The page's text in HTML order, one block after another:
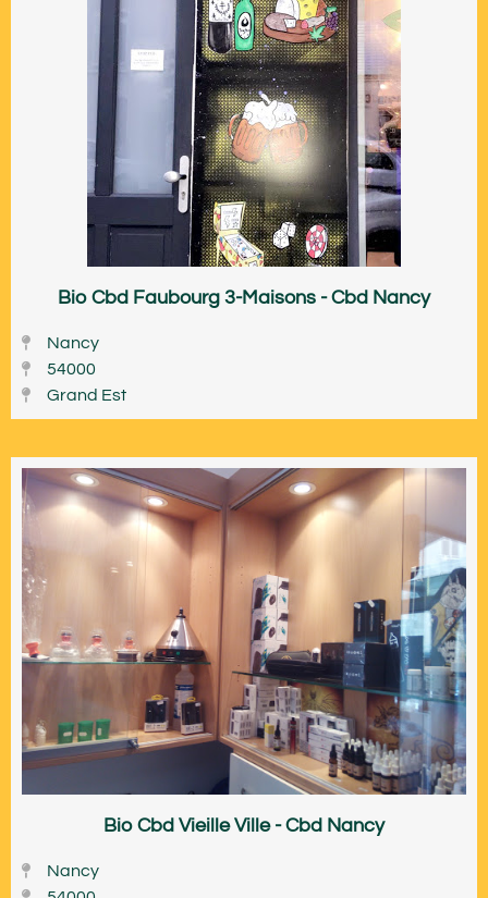
Bio Cbd Faubourg 3-Maisons - Cbd Nancy
Nancy
54000
Grand Est
Bio Cbd Vieille Ville - Cbd Nancy
Nancy